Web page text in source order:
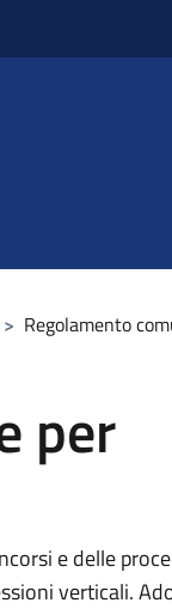
> Regolamento
per
e delle
verticali.